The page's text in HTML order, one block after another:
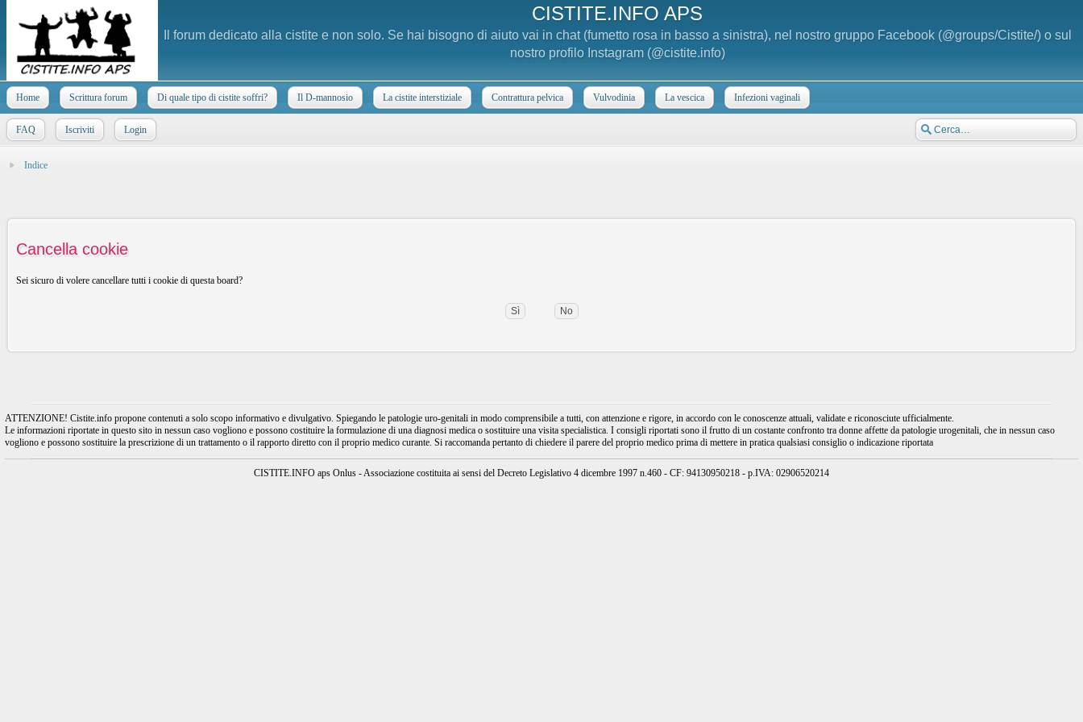
CISTITE.INFO APS
Il forum dedicato alla cistite e non solo. Se hai bisogno di aiuto vai in chat (fumetto rosa in basso a sinistra), nel nostro gruppo Facebook (@groups/Cistite/) o sul
nostro profilo Instagram (@cistite.info)
Home Scrittura forum Di quale tipo di cistite soffri? Il D-mannosio La cistite interstiziale Contrattura pelvica Vulvodinia La vescica Infezioni vaginali
FAQ Iscriviti Login
Indice
Cancella cookie
Sei sicuro di volere cancellare tutti i cookie di questa board?
ATTENZIONE! Cistite.info propone contenuti a solo scopo informativo e divulgativo. Spiegando le patologie uro-genitali in modo comprensibile a tutti, con attenzione e rigore, in accordo con le conoscenze attuali, validate e riconosciute ufficialmente.
Le informazioni riportate in questo sito in nessun caso vogliono e possono costituire la formulazione di una diagnosi medica o sostituire una visita specialistica. I consigli riportati sono il frutto di un costante confronto tra donne affette da patologie urogenitali, che in nessun caso
vogliono e possono sostituire la prescrizione di un trattamento o il rapporto diretto con il proprio medico curante. Si raccomanda pertanto di chiedere il parere del proprio medico prima di mettere in pratica qualsiasi consiglio o indicazione riportata
CISTITE.INFO aps Onlus - Associazione costituita ai sensi del Decreto Legislativo 4 dicembre 1997 n.460 - CF: 94130950218 - p.IVA: 02906520214